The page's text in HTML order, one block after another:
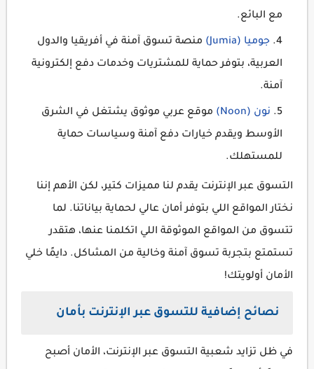
مع البائع.
جوميا (Jumia)
منصة تسوق آمنة في أفريقيا والدول
العربية، بتوفر حماية للمشتريات وخدمات دفع إلكترونية
آمنة.
نون (Noon)
موقع عربي موثوق يشتغل في الشرق
الأوسط ويقدم خيارات دفع آمنة وسياسات حماية
للمستهلك.
التسوق عبر الإنترنت يقدم لنا مميزات كتير، لكن الأهم إننا
نختار المواقع اللي بتوفر أمان عالي لحماية بياناتنا. لما
تتسوق من المواقع الموثوقة اللي اتكلمنا عنها، هتقدر
تستمتع بتجربة تسوق آمنة وخالية من المشاكل. دايمًا خلي
الأمان أولويتك!
نصائح إضافية للتسوق عبر الإنترنت بأمان
في ظل تزايد شعبية التسوق عبر الإنترنت، الأمان أصبح